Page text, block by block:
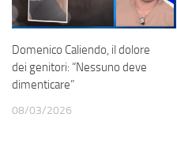
Domenico Caliendo, il dolore
dei genitori: “Nessuno deve
dimenticare”
08/03/2026